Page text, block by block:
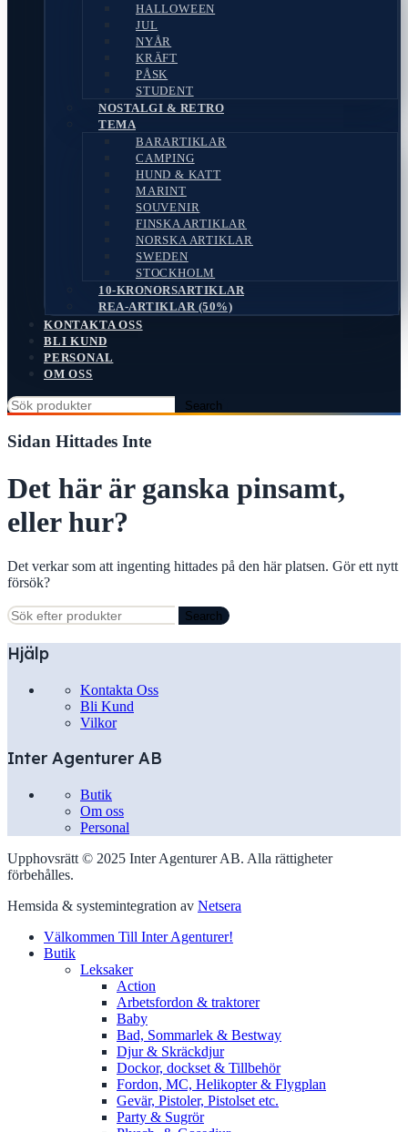
HALLOWEEN
JUL
NYÅR
KRÄFT
PÅSK
STUDENT
NOSTALGI & RETRO
TEMA
BARARTIKLAR
CAMPING
HUND & KATT
MARINT
SOUVENIR
FINSKA ARTIKLAR
NORSKA ARTIKLAR
SWEDEN
STOCKHOLM
10-KRONORSARTIKLAR
REA-ARTIKLAR (50%)
KONTAKTA OSS
BLI KUND
PERSONAL
OM OSS
Search
Sidan Hittades Inte
Det här är ganska pinsamt,
eller hur?
Det verkar som att ingenting hittades på den här platsen. Gör ett nytt
försök?
Search
Hjälp
Kontakta Oss
Bli Kund
Vilkor
Inter Agenturer AB
Butik
Om oss
Personal
Upphovsrätt © 2025 Inter Agenturer AB. Alla rättigheter
förbehålles.
Hemsida & systemintegration av Netsera
Välkommen Till Inter Agenturer!
Butik
Leksaker
Action
Arbetsfordon & traktorer
Baby
Bad, Sommarlek & Bestway
Djur & Skräckdjur
Dockor, dockset & Tillbehör
Fordon, MC, Helikopter & Flygplan
Gevär, Pistoler, Pistolset etc.
Party & Sugrör